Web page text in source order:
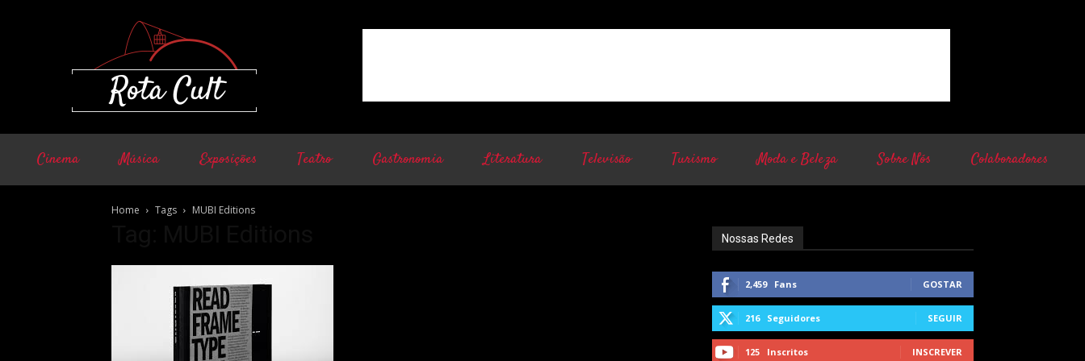
Cinema Música Exposições Teatro Gastronomia Literatura Televisão Turismo Moda e Beleza Sobre Nós Colaboradores
Home Tags MUBI Editions
Nossas Redes
2,459 Fans GOSTAR
216 Seguidores SEGUIR
125 Inscritos INSCREVER